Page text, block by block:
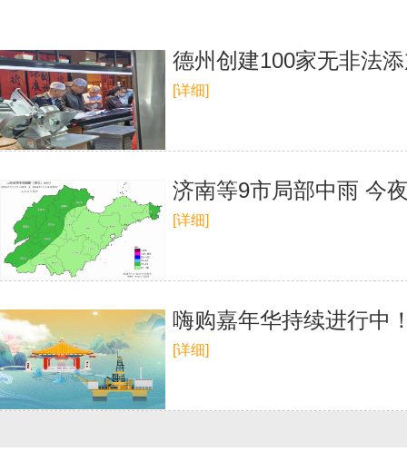
德州创建100家无非法
[详细]
济南等9市局部中雨 今
[详细]
嗨购嘉年华持续进行中
[详细]